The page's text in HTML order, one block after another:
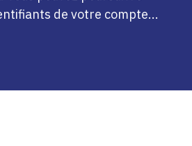
de votre compte...